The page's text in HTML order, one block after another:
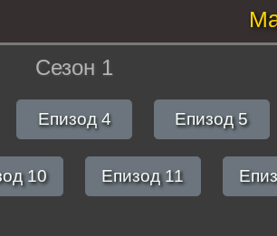
Сезон 1
Епизод 4 Епизод 5
10 Епизод 11